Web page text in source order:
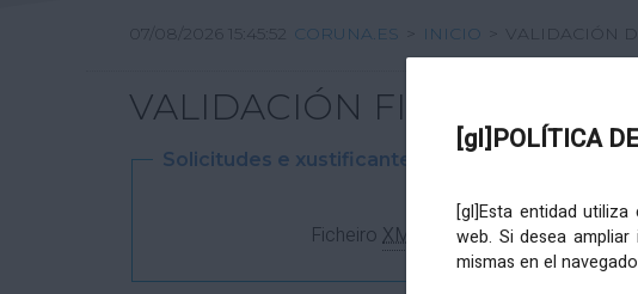
[gl]POLÍTICA
[gl]Esta entidad
web. Si desea
mismas en el
07/08/2026 15:45:52 CORUNA.ES > INICIO > VALIDACIÓN
VALIDACIÓN FIRMA DIXITAL
Solicitudes e xustificantes
FicheiroXML